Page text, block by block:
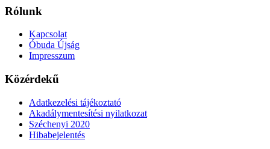
Rólunk
Kapcsolat
Óbuda Újság
Impresszum
Közérdekű
Adatkezelési tájékoztató
Akadálymentesítési nyilatkozat
Széchenyi 2020
Hibabejelentés